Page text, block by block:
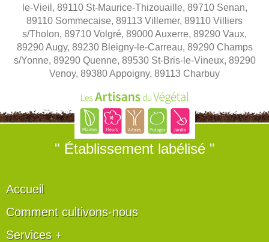
le-Vieil, 89110 St-Maurice-Thizouaille, 89710 Senan,
89110 Sommecaise, 89113 Villemer, 89110 Villiers
s/Tholon, 89710 Volgré, 89000 Auxerre, 89290 Vaux,
89290 Augy, 89230 Bleigny-le-Carreau, 89290 Champs
s/Yonne, 89290 Quenne, 89530 St-Bris-le-Vineux, 89290
Venoy, 89380 Appoigny, 89113 Charbuy
" Établissement labélisé "
Accueil
Comment cultivons-nous
Services +